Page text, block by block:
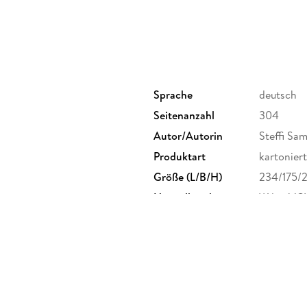
Sprache
deutsch
Seitenanzahl
304
Autor/Autorin
Steffi
Produktart
kartoniert
Größe (L/B/H)
234/175/
Herstelleradresse
Wiley-